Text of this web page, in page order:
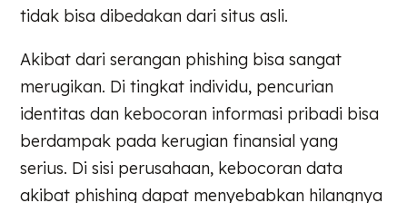
tidak bisa dibedakan dari situs asli.
Akibat dari serangan phishing bisa sangat
merugikan. Di tingkat individu, pencurian
identitas dan kebocoran informasi pribadi bisa
berdampak pada kerugian finansial yang
serius. Di sisi perusahaan, kebocoran data
akibat phishing dapat menyebabkan hilangnya